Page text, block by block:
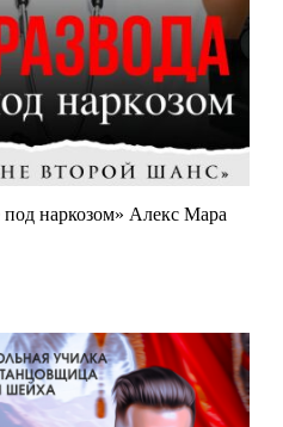
под наркозом» Алекс Мара